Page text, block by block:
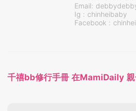
Email:
Ig : chinheibaby
Facebook :
千禧bb修行手冊 在MamiDaily 親